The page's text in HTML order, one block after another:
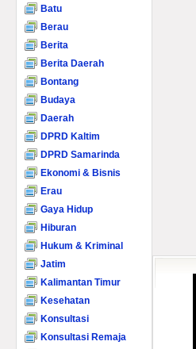
Batu
Berau
Berita
Berita Daerah
Bontang
Budaya
Daerah
DPRD Kaltim
DPRD Samarinda
Ekonomi & Bisnis
Erau
Gaya Hidup
Hiburan
Hukum & Kriminal
Jatim
Kalimantan Timur
Kesehatan
Konsultasi
Konsultasi Remaja